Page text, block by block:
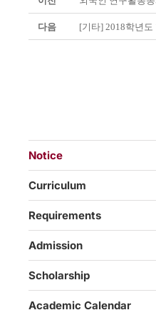
다음 [기타] 2018학년도
Notice
Curriculum
Requirements
Admission
Scholarship
Academic Calendar